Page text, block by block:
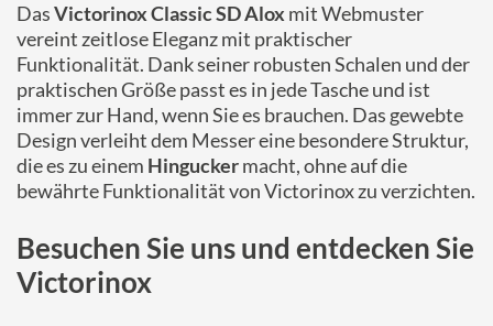
DasVictorinox Classic SD Alox mit Webmuster
vereint zeitlose Eleganz mit praktischer
Funktionalität. Dank seiner robusten Schalen und der
praktischen Größe passt es in jede Tasche und ist
immer zur Hand, wenn Sie es brauchen. Das gewebte
Design verleiht dem Messer eine besondere Struktur,
die es zu einem Hinguckermacht, ohne auf die
bewährte Funktionalität von Victorinox zu verzichten.
Besuchen Sie uns und entdecken Sie
Victorinox